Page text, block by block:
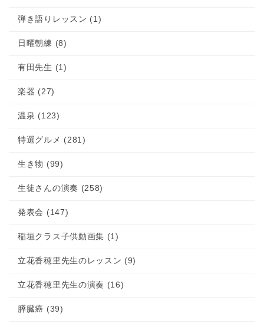
弾き語りレッスン (1)
日曜朝練 (8)
有田先生 (1)
楽器 (27)
温泉 (123)
特選グルメ (281)
生き物 (99)
生徒さんの演奏 (258)
発表会 (147)
稲垣クラス子供動画集 (1)
立花香穂里先生のレッスン (9)
立花香穂里先生の演奏 (16)
膵臓癌 (39)